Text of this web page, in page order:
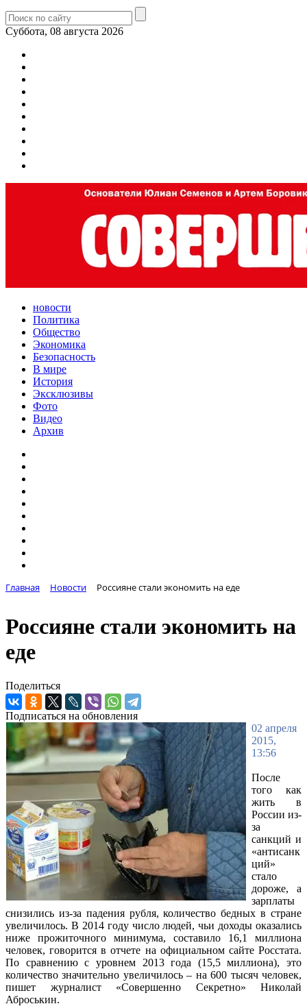
Суббота, 08 августа 2026
новости
Политика
Общество
Экономика
Безопасность
В мире
История
Эксклюзивы
Фото
Видео
Архив
Главная Новости Россияне стали экономить на еде
Россияне стали экономить на
еде
Поделиться
Подписаться на обновления
02 апреля
2015,
13:56
После
того как
жить в
России из-
за
санкций и
«антисанк
ций»
стало
дороже, а
зарплаты
снизились из-за падения рубля, количество бедных в стране
увеличилось. В 2014 году число людей, чьи доходы оказались
ниже прожиточного минимума, составило 16,1 миллиона
человек, говорится в отчете на официальном сайте Росстата.
По сравнению с уровнем 2013 года (15,5 миллиона), это
количество значительно увеличилось – на 600 тысяч человек,
пишет журналист «Совершенно Секретно» Николай
Аброськин.